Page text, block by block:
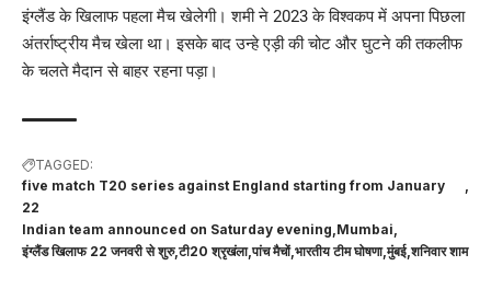
इंग्लैंड के खिलाफ पहला मैच खेलेगी। शमी ने 2023 के विश्वकप में अपना पिछला
अंतर्राष्ट्रीय मैच खेला था। इसके बाद उन्हे एड़ी की चोट और घुटने की तकलीफ
के चलते मैदान से बाहर रहना पड़ा।
TAGGED:
five match T20 series against England starting from January
22
Indian team announced on Saturday evening Mumbai
इंग्लैंड खिलाफ 22 जनवरी से शुरु टी20 श्रृखंला पांच मैचों भारतीय टीम घोषणा मुंबई शनिवार शाम